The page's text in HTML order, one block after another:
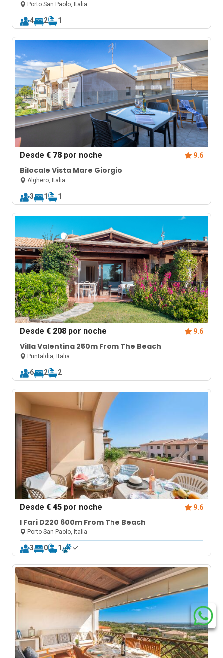
Porto San Paolo, Italia
4 2 1
Desde€ 78 por noche 9.6
Bilocale Vista Mare Giorgio
Alghero, Italia
3 1 1
Desde€ 208 por noche 9.6
Villa Valentina 250m From The Beach
Puntaldia, Italia
6 2 2
Desde€ 45 por noche 9.6
I Fari D220 600m From The Beach
Porto San Paolo, Italia
3 0 1